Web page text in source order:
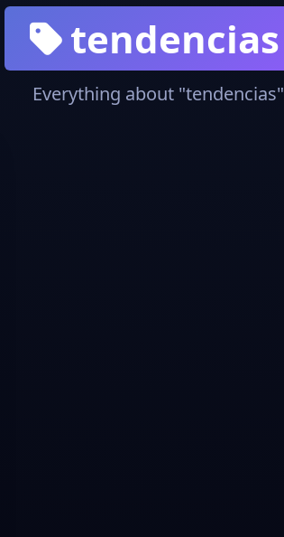
tendencias
Everything about "tendencias"